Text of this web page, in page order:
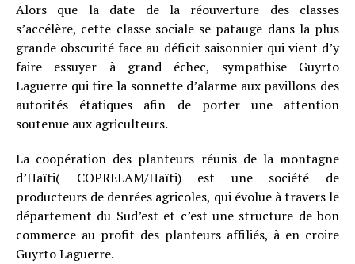
Alors que la date de la réouverture des classes
s’accélère, cette classe sociale se patauge dans la plus
grande obscurité face au déficit saisonnier qui vient d’y
faire essuyer à grand échec, sympathise Guyrto
Laguerre qui tire la sonnette d’alarme aux pavillons des
autorités étatiques afin de porter une attention
soutenue aux agriculteurs.
La coopération des planteurs réunis de la montagne
d’Haïti( COPRELAM/Haïti) est une société de
producteurs de denrées agricoles, qui évolue à travers le
département du Sud’est et c’est une structure de bon
commerce au profit des planteurs affiliés, à en croire
Guyrto Laguerre.